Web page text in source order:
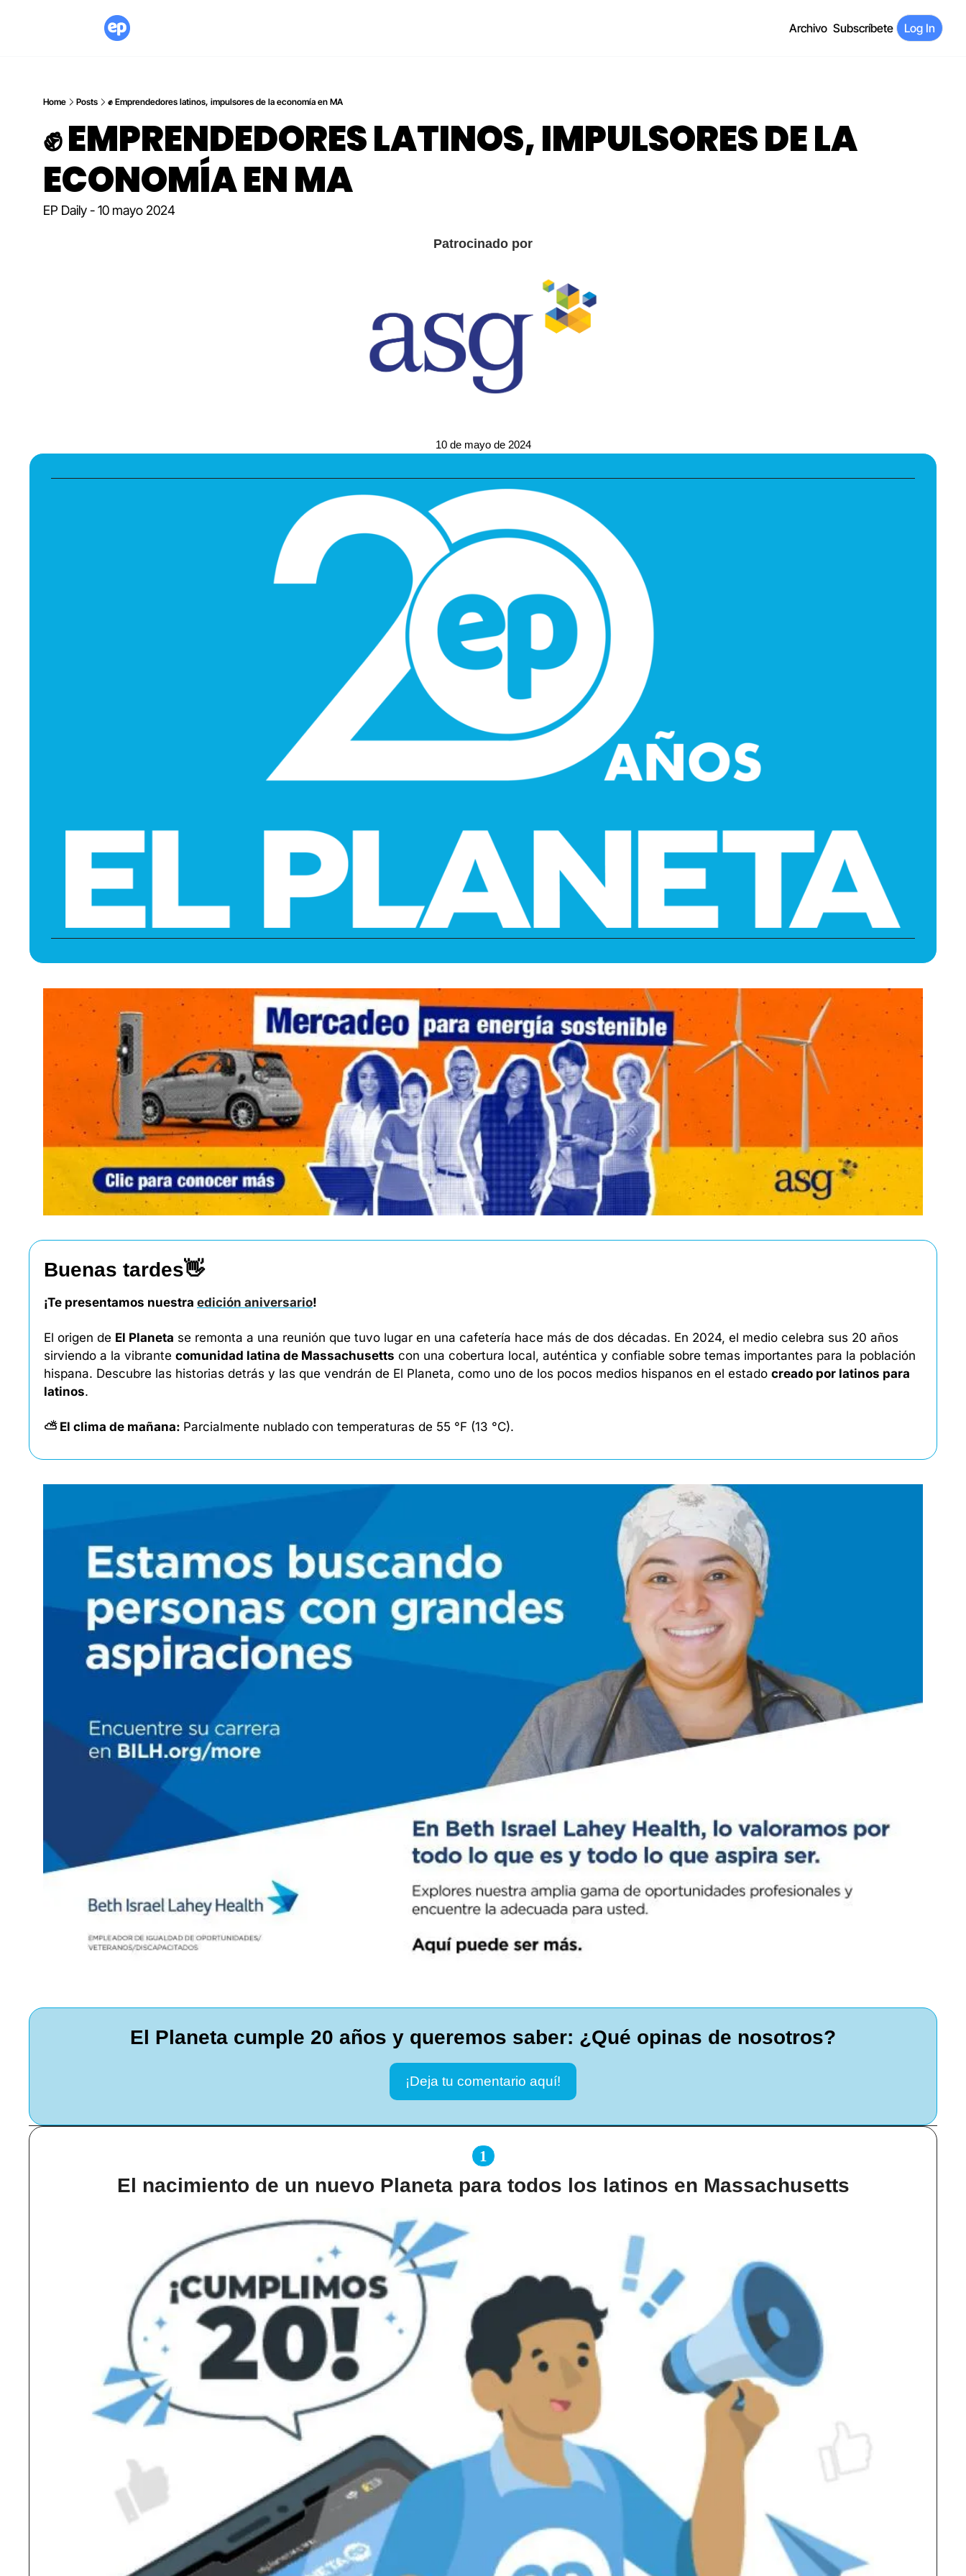
Archivo Subscríbete Log In
Home Posts ✊ Emprendedores latinos, impulsores de la economía en MA
✊ EMPRENDEDORES LATINOS, IMPULSORES DE LA
ECONOMÍA EN MA
EP Daily - 10 mayo 2024
Patrocinado por
10 de mayo de 2024
Buenas tardes👋
¡Te presentamos nuestra edición aniversario!
El origen de El Planeta se remonta a una reunión que tuvo lugar en una cafetería hace más de dos décadas. En 2024, el medio celebra sus 20 años
sirviendo a la vibrante comunidad latina de Massachusetts con una cobertura local, auténtica y confiable sobre temas importantes para la población
hispana. Descubre las historias detrás y las que vendrán de El Planeta, como uno de los pocos medios hispanos en el estado creado por latinos para
latinos.
⛅ El clima de mañana: Parcialmente nublado con temperaturas de 55 °F (13 °C).
El Planeta cumple 20 años y queremos saber: ¿Qué opinas de nosotros?
¡Deja tu comentario aquí!
1
El nacimiento de un nuevo Planeta para todos los latinos en Massachusetts